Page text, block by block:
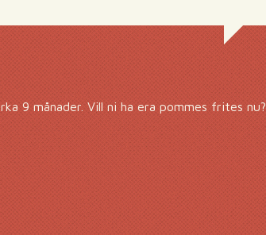
9 månader. Vill ni ha era pommes frites nu?